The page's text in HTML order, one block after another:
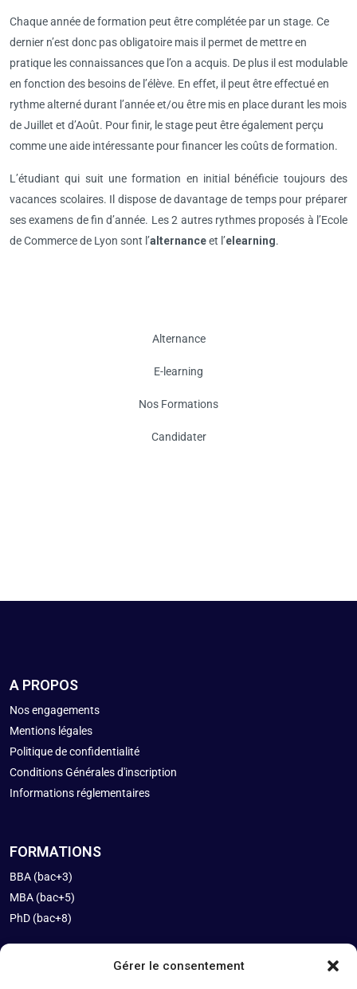
Gérer le consentement
Chaque année de formation peut être complétée par un stage. Ce
dernier n’est donc pas obligatoire mais il permet de mettre en
pratique les connaissances que l’on a acquis. De plus il est modulable
en fonction des besoins de l’élève. En effet, il peut être effectué en
rythme alterné durant l’année et/ou être mis en place durant les mois
de Juillet et d’Août. Pour finir, le stage peut être également perçu
comme une aide intéressante pour financer les coûts de formation.
L’étudiant qui suit une formation en initial bénéficie toujours des
vacances scolaires. Il dispose de davantage de temps pour préparer
ses examens de fin d’année. Les 2 autres rythmes proposés à l’Ecole
de Commerce de Lyon sont l’alternanceet l’elearning.
Alternance
E-learning
Nos Formations
Candidater
A PROPOS
Nos engagements
Mentions légales
Politique de confidentialité
Conditions Générales d'inscription
Informations réglementaires
FORMATIONS
BBA (bac+3)
MBA (bac+5)
PhD (bac+8)